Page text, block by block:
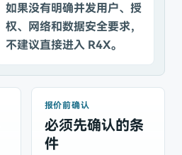
如果没有明确并发用户、授
权、网络和数据安全要求，
不建议直接进入 R4X。
报价前确认
必须先确认的条
件